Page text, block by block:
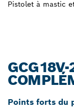
Pistolet à mastic
Points forts du